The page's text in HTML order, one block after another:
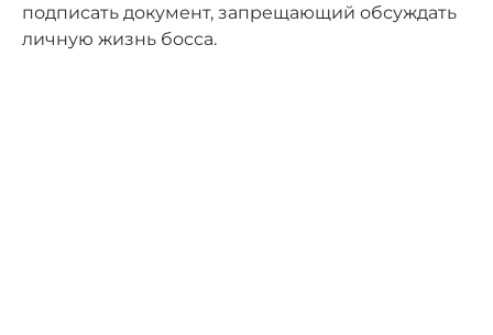
подписать документ, запрещающий обсуждать
личную жизнь босса.